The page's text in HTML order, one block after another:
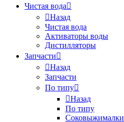
Чистая вода
Назад
Чистая вода
Активаторы воды
Дистилляторы
Запчасти
Назад
Запчасти
По типу
Назад
По типу
Соковыжималки